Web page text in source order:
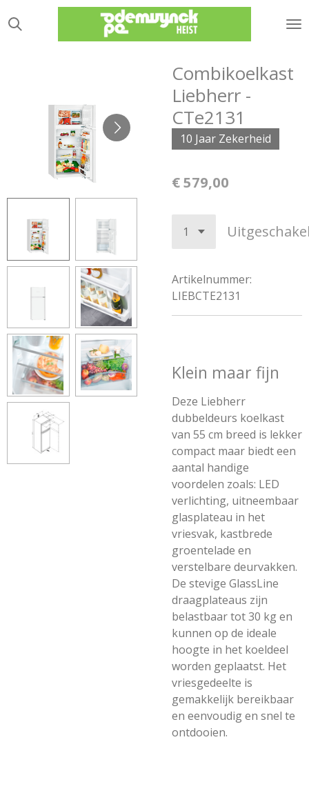
direct
Combikoelkast
Liebherr -
CTe2131
10 Jaar Zekerheid
€ 579,00
Artikelnummer:
LIEBCTE2131
Klein maar fijn
Deze Liebherr
dubbeldeurs koelkast
van 55 cm breed is lekker
compact maar biedt een
aantal handige
voordelen zoals: LED
verlichting, uitneembaar
glasplateau in het
vriesvak, kastbrede
groentelade en
verstelbare deurvakken.
De stevige GlassLine
draagplateaus zijn
belastbaar tot 30 kg en
kunnen op de ideale
hoogte in het koeldeel
worden geplaatst. Het
vriesgedeelte is
gemakkelijk bereikbaar
en eenvoudig en snel te
ontdooien.